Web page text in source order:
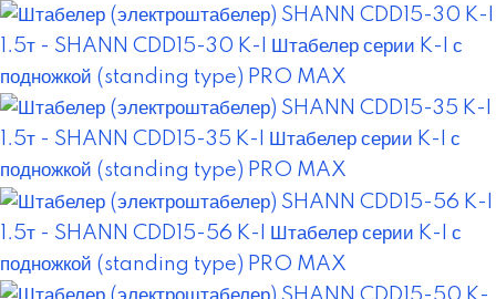
1.5т - SHANN CDD15-30 K-I Штабелер серии K-I с
подножкой (standing type) PRO MAX
1.5т - SHANN CDD15-35 K-I
Штабелер серии K-I с
подножкой (standing type) PRO MAX
1.5т - SHANN CDD15-56 K-I Штабелер серии K-I с
подножкой (standing type) PRO MAX